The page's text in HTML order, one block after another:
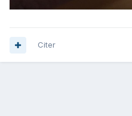
Citer